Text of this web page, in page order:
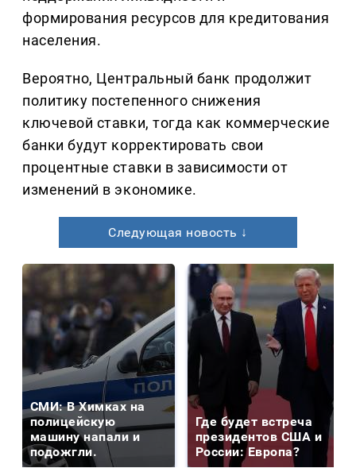
формирования ресурсов для кредитования
населения.
Вероятно, Центральный банк продолжит
политику постепенного снижения
ключевой ставки, тогда как коммерческие
банки будут корректировать свои
процентные ставки в зависимости от
изменений в экономике.
Следующая новость ↓
СМИ: В Химках на
полицейскую
машину напали и
подожгли.
Где будет встреча
президентов США и
России: Европа?